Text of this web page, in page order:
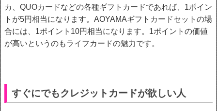
カ、QUOカードなどの各種ギフトカードであれば、1ポイン
トが5円相当になります。AOYAMAギフトカードセットの場
合には、1ポイント10円相当になります。1ポイントの価値
が高いというのもライフカードの魅力です。
すぐにでもクレジットカードが欲しい人